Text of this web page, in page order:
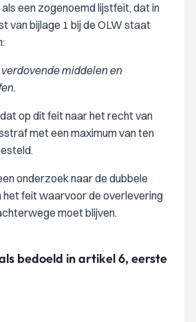
een zogenoemd lijstfeit, dat in
van bijlage 1 bij de OLW staat
middelen en
op dit feit naar het recht van
met een maximum van ten
onderzoek naar de dubbele
feit waarvoor de overlevering
moet blijven.
bedoeld in artikel 6, eerste